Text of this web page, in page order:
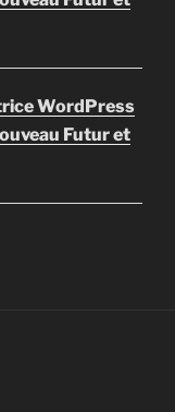
WordPress
Futur et